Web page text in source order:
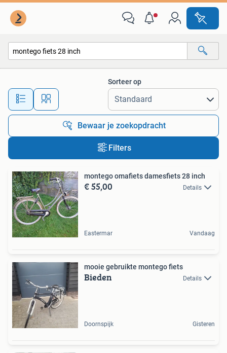
Alle afstanden…
Sorteer op
Bewaar je zoekopdracht
Filters
montego omafiets damesfiets 28 inch
€ 55,00 Details
Eastermar Vandaag
mooie gebruikte montego fiets
Bieden Details
Doornspijk Gisteren